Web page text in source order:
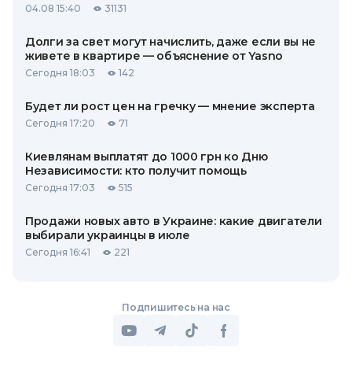
04.08 15:40 31131
Долги за свет могут начислить, даже если вы не
живете в квартире — объяснение от Yasno
Сегодня 18:03 142
Будет ли рост цен на гречку — мнение эксперта
Сегодня 17:20 71
Киевлянам выплатят до 1000 грн ко Дню
Независимости: кто получит помощь
Сегодня 17:03 515
Продажи новых авто в Украине: какие двигатели
выбирали украинцы в июле
Сегодня 16:41 221
Подпишитесь на нас